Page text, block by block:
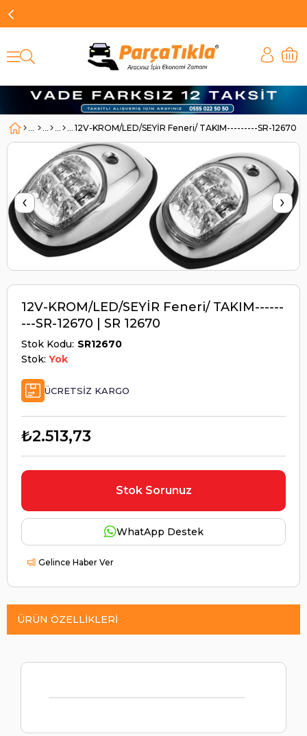
12V-KROM/LED/SEYİR Feneri/ TAKIM---------SR-12670 |
‹ ›
12V-KROM/LED/SEYİR Feneri/ TAKIM------
---SR-12670 | SR 12670
Stok Kodu SR12670
Stok: Yok
ÜCRETSIZ KARGO
₺2.513,73
Stok Sorunuz
WhatApp Destek
Gelince Haber Ver
ÜRÜN ÖZELLIKLERI